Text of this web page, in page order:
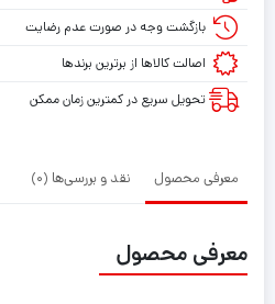
بازگشت وجه در صورت عدم رضایت
اصالت کالاها از برترین برندها
تحویل سریع در کمترین زمان ممکن
معرفی محصول نقد و بررسی‌ها (0)
معرفی محصول